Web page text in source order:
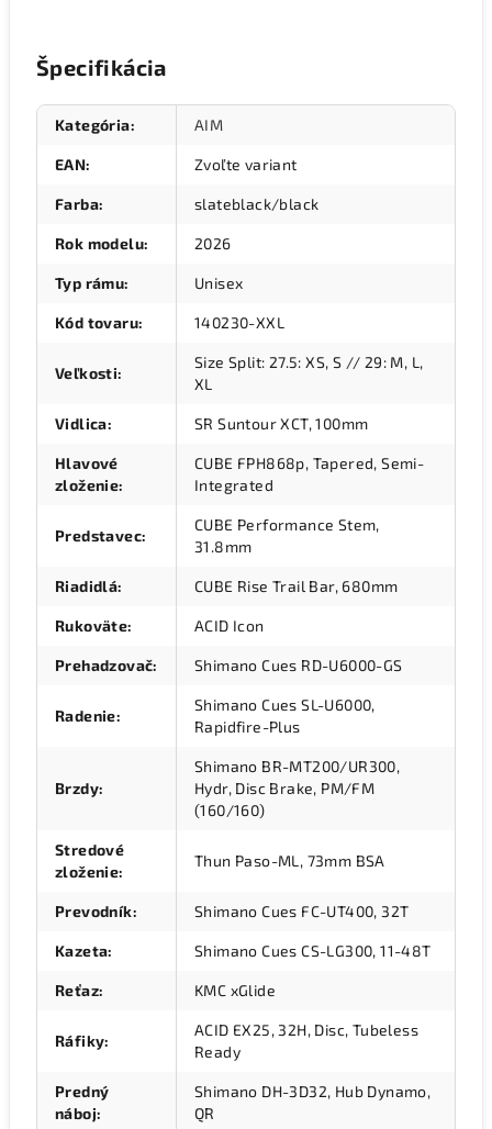
Špecifikácia
Kategória: AIM
EAN: Zvoľte variant
Farba: slateblack/black
Rok modelu: 2026
Typ rámu: Unisex
Kód tovaru: 140230-XXL
Veľkosti:
Size Split: 27.5: XS, S // 29: M, L,
XL
Vidlica: SR Suntour XCT, 100mm
Hlavové
zloženie:
CUBE FPH868p, Tapered, Semi-
Integrated
Predstavec:
CUBE Performance Stem,
31.8mm
Riadidlá: CUBE Rise Trail Bar, 680mm
Rukoväte: ACID Icon
Prehadzovač: Shimano Cues RD-U6000-GS
Radenie:
Shimano Cues SL-U6000,
Rapidfire-Plus
Brzdy:
Shimano BR-MT200/UR300,
Hydr, Disc Brake, PM/FM
(160/160)
Stredové
zloženie:
Thun Paso-ML, 73mm BSA
Prevodník: Shimano Cues FC-UT400, 32T
Kazeta: Shimano Cues CS-LG300, 11-48T
Reťaz: KMC xGlide
Ráfiky:
ACID EX25, 32H, Disc, Tubeless
Ready
Predný
náboj:
Shimano DH-3D32, Hub Dynamo,
QR